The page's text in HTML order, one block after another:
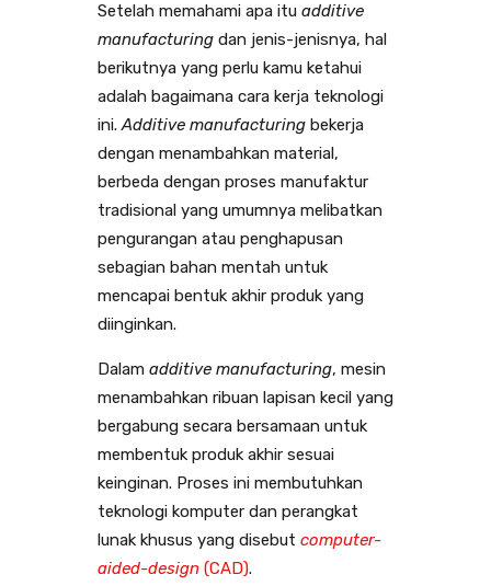
Setelah memahami apa itu additive
manufacturing dan jenis-jenisnya, hal
berikutnya yang perlu kamu ketahui
adalah bagaimana cara kerja teknologi
ini.Additive manufacturing bekerja
dengan menambahkan material,
berbeda dengan proses manufaktur
tradisional yang umumnya melibatkan
pengurangan atau penghapusan
sebagian bahan mentah untuk
mencapai bentuk akhir produk yang
diinginkan.
Dalam additive manufacturing, mesin
menambahkan ribuan lapisan kecil yang
bergabung secara bersamaan untuk
membentuk produk akhir sesuai
keinginan. Proses ini membutuhkan
teknologi komputer dan perangkat
lunak khusus yang disebut computer-
aided-design (CAD).